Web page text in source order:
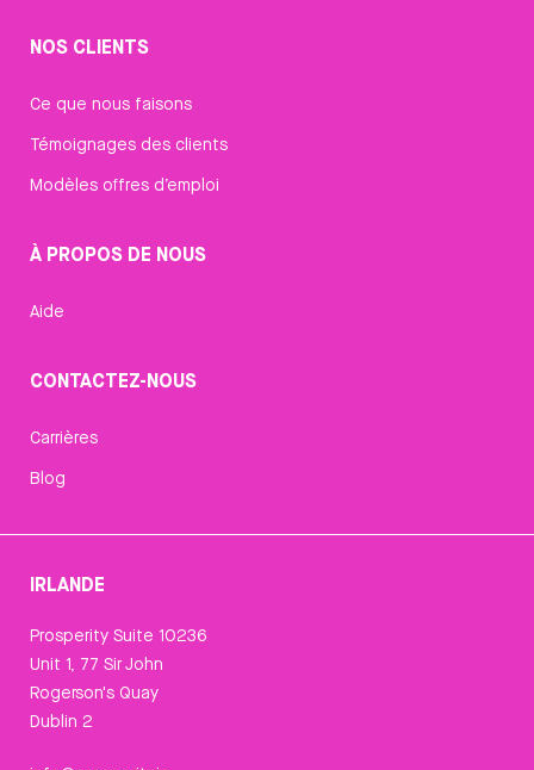
NOS CLIENTS
Ce que nous faisons
Témoignages des clients
Modèles offres d’emploi
À PROPOS DE NOUS
Aide
CONTACTEZ-NOUS
Carrières
Blog
IRLANDE
Prosperity Suite 10236
Unit 1, 77 Sir John
Rogerson's Quay
Dublin 2